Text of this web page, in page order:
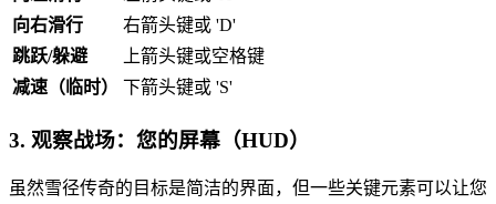
向右滑行
右箭头键或 'D'
跳跃/躲避
上箭头键或空格键
减速（临时）
下箭头键或 'S'
3. 观察战场：您的屏幕（HUD）
虽然雪径传奇的目标是简洁的界面，但一些关键元素可以让您